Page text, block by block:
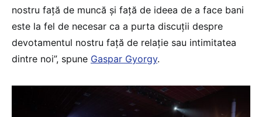
nostru față de muncă și față de ideea de a face bani
este la fel de necesar ca a purta discuții despre
devotamentul nostru față de relație sau intimitatea
dintre noi”, spune Gaspar Gyorgy.